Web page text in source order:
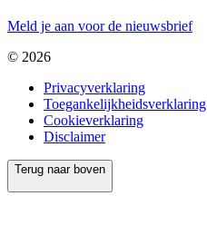
Meld je aan voor de nieuwsbrief
© 2026
Privacyverklaring
Toegankelijkheidsverklaring
Cookieverklaring
Disclaimer
Terug naar boven